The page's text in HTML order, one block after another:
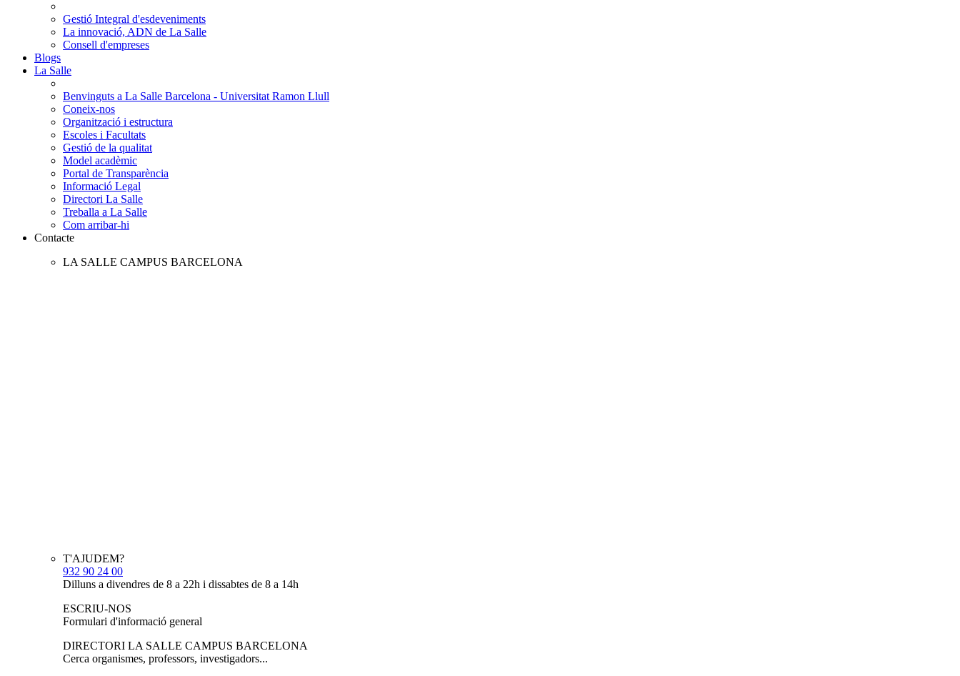
Gestió Integral d'esdeveniments
La innovació, ADN de La Salle
Consell d'empreses
Blogs
La Salle
Benvinguts a La Salle Barcelona - Universitat Ramon Llull
Coneix-nos
Organització i estructura
Escoles i Facultats
Gestió de la qualitat
Model acadèmic
Portal de Transparència
Informació Legal
Directori La Salle
Treballa a La Salle
Com arribar-hi
Contacte
LA SALLE CAMPUS BARCELONA
T'AJUDEM?
932 90 24 00
Dilluns a divendres de 8 a 22h i dissabtes de 8 a 14h
ESCRIU-NOS
Formulari d'informació general
DIRECTORI LA SALLE CAMPUS BARCELONA
Cerca organismes, professors, investigadors...